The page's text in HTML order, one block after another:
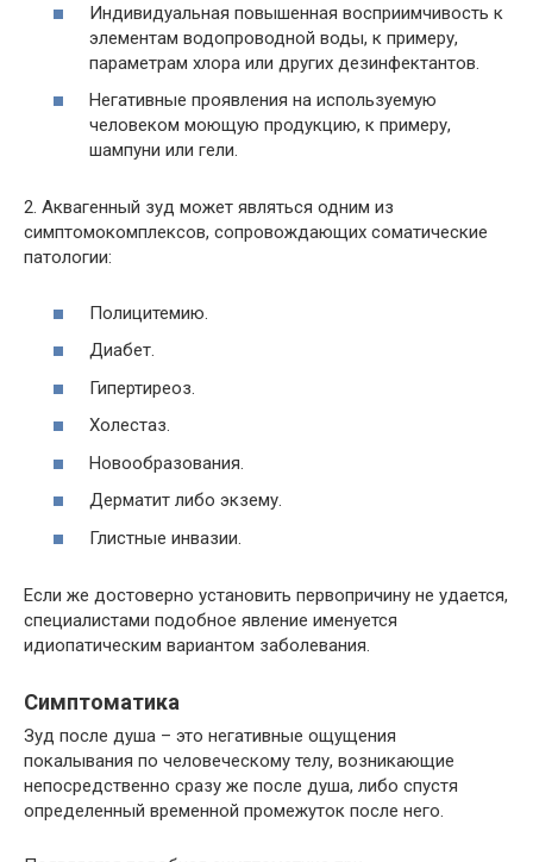
Индивидуальная повышенная восприимчивость к
элементам водопроводной воды, к примеру,
параметрам хлора или других дезинфектантов.
Негативные проявления на используемую
человеком моющую продукцию, к примеру,
шампуни или гели.
2. Аквагенный зуд может являться одним из
симптомокомплексов, сопровождающих соматические
патологии:
Полицитемию.
Диабет.
Гипертиреоз.
Холестаз.
Новообразования.
Дерматит либо экзему.
Глистные инвазии.
Если же достоверно установить первопричину не удается,
специалистами подобное явление именуется
идиопатическим вариантом заболевания.
Симптоматика
Зуд после душа – это негативные ощущения
покалывания по человеческому телу, возникающие
непосредственно сразу же после душа, либо спустя
определенный временной промежуток после него.